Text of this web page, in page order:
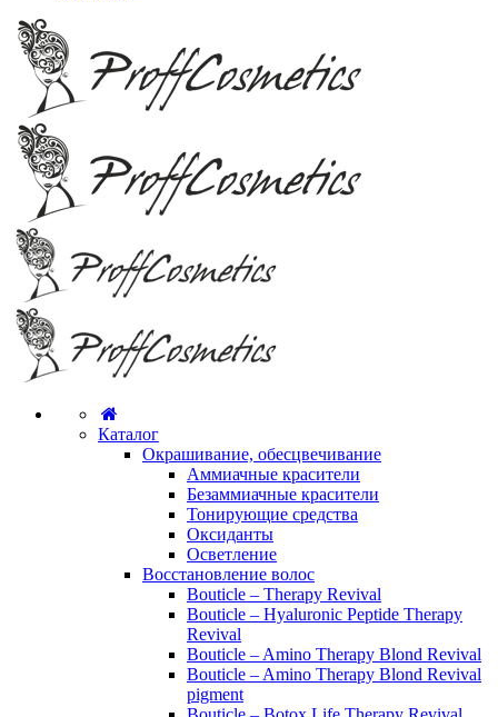
Каталог
Окрашивание, обесцвечивание
Аммиачные красители
Безаммиачные красители
Тонирующие средства
Оксиданты
Осветление
Восстановление волос
Bouticle – Therapy Revival
Bouticle – Hyaluronic Peptide Therapy
Revival
Bouticle – Amino Therapy Blond Revival
Bouticle – Amino Therapy Blond Revival
pigment